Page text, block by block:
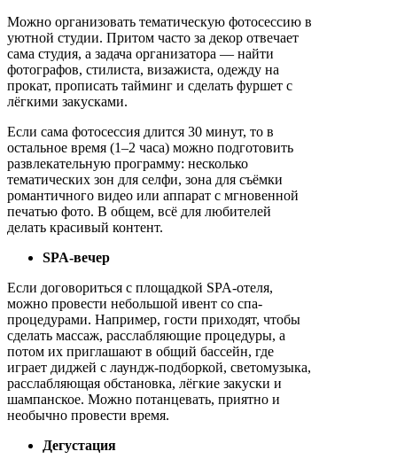
Можно организовать тематическую фотосессию в
уютной студии. Притом часто за декор отвечает
сама студия, а задача организатора — найти
фотографов, стилиста, визажиста, одежду на
прокат, прописать тайминг и сделать фуршет с
лёгкими закусками.
Если сама фотосессия длится 30 минут, то в
остальное время (1–2 часа) можно подготовить
развлекательную программу: несколько
тематических зон для селфи, зона для съёмки
романтичного видео или аппарат с мгновенной
печатью фото. В общем, всё для любителей
делать красивый контент.
SPA-вечер
Если договориться с площадкой SPA-отеля,
можно провести небольшой ивент со спа-
процедурами. Например, гости приходят, чтобы
сделать массаж, расслабляющие процедуры, а
потом их приглашают в общий бассейн, где
играет диджей с лаундж-подборкой, светомузыка,
расслабляющая обстановка, лёгкие закуски и
шампанское. Можно потанцевать, приятно и
необычно провести время.
Дегустация